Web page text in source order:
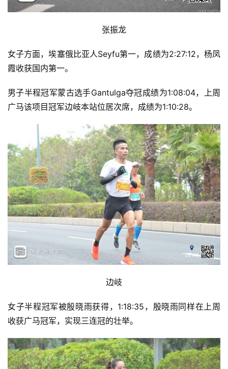
张振龙
女子方面，埃塞俄比亚人Seyfu第一，成绩为2:27:12， 杨凤
霞收获国内第一。
男子半程冠军蒙古选手Gantulga夺冠成绩为1:08:04，上周
广马该项目冠军边岐本站位居次席，成绩为1:10:28。
边岐
女子半程冠军被殷晓雨获得，1:18:35，殷晓雨同样在上周
收获广马冠军，实现三连冠的壮举。